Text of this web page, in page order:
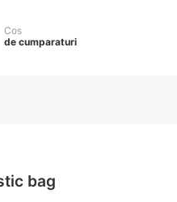
Cos
de cumparaturi
bag